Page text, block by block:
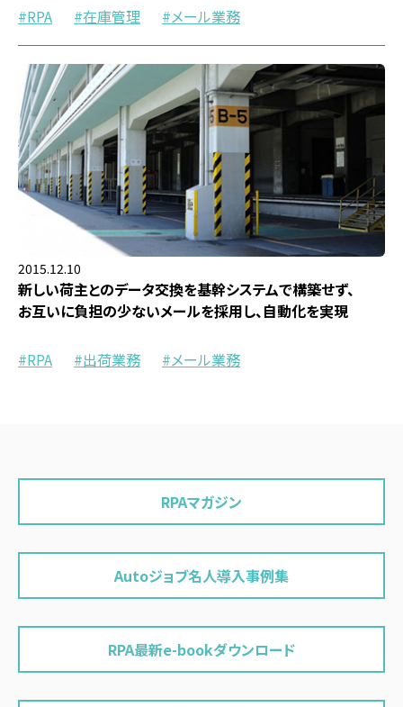
RPA 在庫管理 メール業務
2015.12.10
新しい荷主とのデータ交換を基幹システムで構築せず、
お互いに負担の少ないメールを採用し、自動化を実現
RPA 出荷業務 メール業務
RPAマガジン
Autoジョブ名人導入事例集
RPA最新e-bookダウンロード